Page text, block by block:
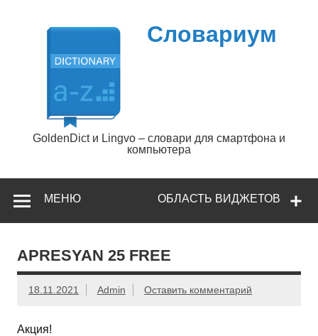
содержимому
Словариум
GoldenDict и Lingvo – словари для смартфона и
компьютера
ОБЛАСТЬ ВИДЖЕТОВ
МЕНЮ
APRESYAN 25 FREE
18.11.2021 Admin Оставить комментарий
Акция!